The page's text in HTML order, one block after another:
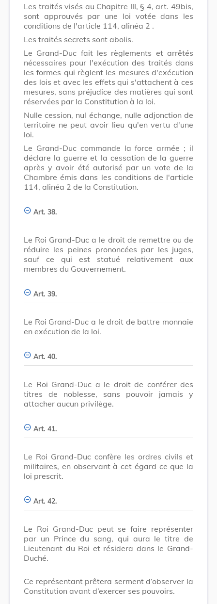
Les traités visés au Chapitre III, § 4, art. 49bis,
sont approuvés par une loi votée dans les
conditions de l'article 114, alinéa 2 .
Les traités secrets sont abolis.
Le Grand-Duc fait les règlements et arrêtés
nécessaires pour l'exécution des traités dans
les formes qui règlent les mesures d'exécution
des lois et avec les effets qui s'attachent à ces
mesures, sans préjudice des matières qui sont
réservées par la Constitution à la loi.
Nulle cession, nul échange, nulle adjonction de
territoire ne peut avoir lieu qu'en vertu d'une
loi.
Le Grand-Duc commande la force armée ; il
déclare la guerre et la cessation de la guerre
après y avoir été autorisé par un vote de la
Chambre émis dans les conditions de l'article
114, alinéa 2 de la Constitution.
Art. 38.
Le Roi Grand-Duc a le droit de remettre ou de
réduire les peines prononcées par les juges,
sauf ce qui est statué relativement aux
membres du Gouvernement.
Art. 39.
Le Roi Grand-Duc a le droit de battre monnaie
en exécution de la loi.
Art. 40.
Le Roi Grand-Duc a le droit de conférer des
titres de noblesse, sans pouvoir jamais y
attacher aucun privilège.
Art. 41.
Le Roi Grand-Duc confère les ordres civils et
militaires, en observant à cet égard ce que la
loi prescrit.
Art. 42.
Le Roi Grand-Duc peut se faire représenter
par un Prince du sang, qui aura le titre de
Lieutenant du Roi et résidera dans le Grand-
Duché.
Ce représentant prêtera serment d’observer la
Constitution avant d’exercer ses pouvoirs.